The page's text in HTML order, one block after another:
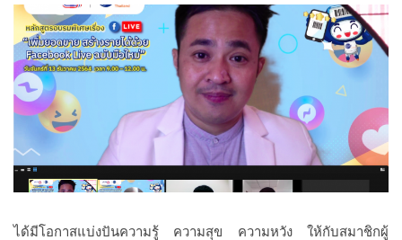
ได้มีโอกาสแบ่งปันความรู้ ความสุข ความหวัง ให้กับสมาชิกผู้